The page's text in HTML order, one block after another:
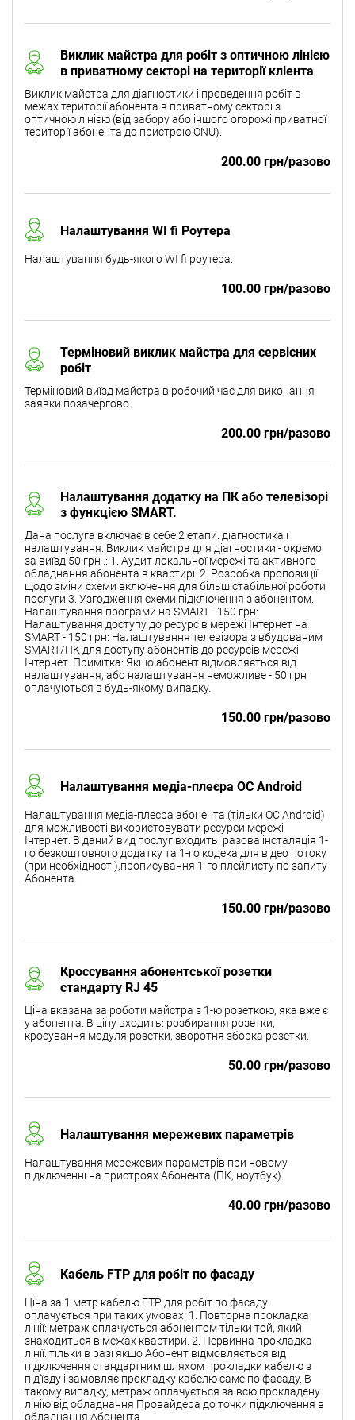
Виклик майстра для робіт з оптичною лінією
в приватному секторі на території кліента
Виклик майстра для діагностики і проведення робіт в
межах території абонента в приватному секторі з
оптичною лінією (від забору або іншого огорожі приватної
території абонента до пристрою ONU).
200.00 грн/разово
Налаштування WI fi Роутера
Налаштування будь-якого WI fi роутера.
100.00 грн/разово
Терміновий виклик майстра для сервісних
робіт
Терміновий виїзд майстра в робочий час для виконання
заявки позачергово.
200.00 грн/разово
Налаштування додатку на ПК або телевізорі
з функцією SMART.
Дана послуга включає в себе 2 етапи: діагностика і
налаштування. Виклик майстра для діагностики - окремо
за виїзд 50 грн .: 1. Аудит локальної мережі та активного
обладнання абонента в квартирі. 2. Розробка пропозиції
щодо зміни схеми включення для більш стабільної роботи
послуги 3. Узгодження схеми підключення з абонентом.
Налаштування програми на SMART - 150 грн:
Налаштування доступу до ресурсів мережі Інтернет на
SMART - 150 грн: Налаштування телевізора з вбудованим
SMART/ПК для доступу абонентів до ресурсів мережі
Інтернет. Примітка: Якщо абонент відмовляється від
налаштування, або налаштування неможливе - 50 грн
оплачуються в будь-якому випадку.
150.00 грн/разово
Налаштування медіа-плеєра ОС Android
Налаштування медіа-плеєра абонента (тільки ОС Android)
для можливості використовувати ресурси мережі
Інтернет. В даний вид послуг входить: разова інсталяція 1-
го безкоштовного додатку та 1-го кодека для відео потоку
(при необхідності),прописування 1-го плейлисту по запиту
Абонента.
150.00 грн/разово
Кроссування абонентської розетки
стандарту RJ 45
Ціна вказана за роботи майстра з 1-ю розеткою, яка вже є
у абонента. В ціну входить: розбирання розетки,
кросування модуля розетки, зворотня зборка розетки.
50.00 грн/разово
Налаштування мережевих параметрів
Налаштування мережевих параметрів при новому
підключенні на пристроях Абонента (ПК, ноутбук).
40.00 грн/разово
Кабель FTP для робіт по фасаду
Ціна за 1 метр кабелю FTP для робіт по фасаду
оплачується при таких умовах: 1. Повторна прокладка
лінії: метраж оплачується абонентом тільки той, який
знаходиться в межах квартири. 2. Первинна прокладка
лінії: тільки в разі якщо Абонент відмовляється від
підключення стандартним шляхом прокладки кабелю з
під'їзду і замовляє прокладку кабелю саме по фасаду. В
такому випадку, метраж оплачується за всю прокладену
лінію від обладнання Провайдера до точки підключення в
обладнання Абонента.